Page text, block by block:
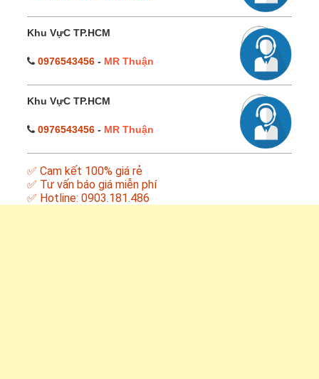
Khu VựC TP.HCM
0976543456 - MR Thuận
Khu VựC TP.HCM
0976543456 - MR Thuận
✅ Cam kết 100% giá rẻ
✅ Tư vấn báo giá miễn phí
✅ Hotline: 0903.181.486